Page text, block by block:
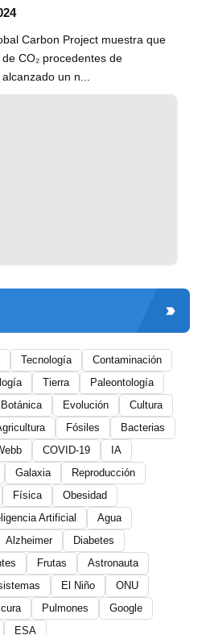
Carbon Project muestra que
CO₂ procedentes de
un n...
Tecnología
Contaminación
Tierra
Paleontología
Botánica Evolución
Cultura
Fósiles
Bacterias
COVID-19
IA
Galaxia
Reproducción
Física
Obesidad
Artificial
Agua
Alzheimer
Diabetes
Frutas
Astronauta
El Niño
ONU
Pulmones
Google
ESA